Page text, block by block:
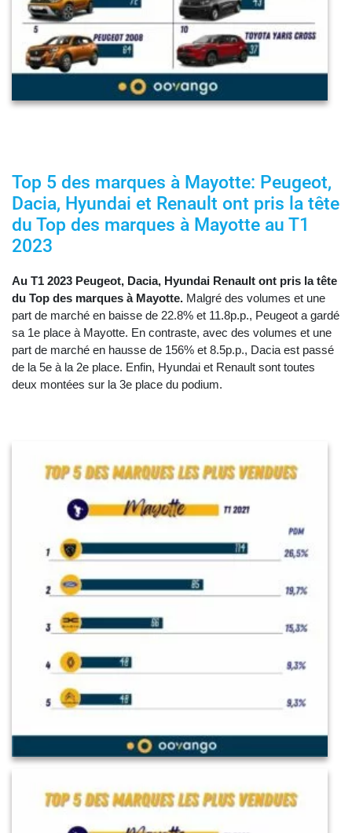
Top 5 des marques à Mayotte: Peugeot,
Dacia, Hyundai et Renault ont pris la tête
du Top des marques à Mayotte au T1
2023
Au T1 2023 Peugeot, Dacia, Hyundai Renault ont pris la tête
du Top des marques à Mayotte. Malgré des volumes et une
part de marché en baisse de 22.8% et 11.8p.p., Peugeot a gardé
sa 1e place à Mayotte. En contraste, avec des volumes et une
part de marché en hausse de 156% et 8.5p.p., Dacia est passé
de la 5e à la 2e place. Enfin, Hyundai et Renault sont toutes
deux montées sur la 3e place du podium.